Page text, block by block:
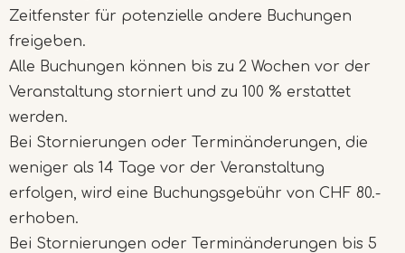
Zeitfenster für potenzielle andere Buchungen
freigeben.
Alle Buchungen können bis zu 2 Wochen vor der
Veranstaltung storniert und zu 100 % erstattet
werden.
Bei Stornierungen oder Terminänderungen, die
weniger als 14 Tage vor der Veranstaltung
erfolgen, wird eine Buchungsgebühr von CHF 80.-
erhoben.
Bei Stornierungen oder Terminänderungen bis 5